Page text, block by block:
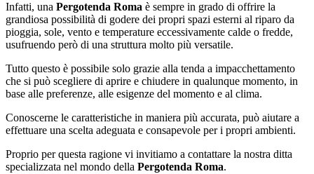
Infatti, una Pergotenda Roma è sempre in grado di offrire la
grandiosa possibilità di godere dei propri spazi esterni al riparo da
pioggia, sole, vento e temperature eccessivamente calde o fredde,
usufruendo però di una struttura molto più versatile.
Tutto questo è possibile solo grazie alla tenda a impacchettamento
che si può scegliere di aprire e chiudere in qualunque momento, in
base alle preferenze, alle esigenze del momento e al clima.
Conoscerne le caratteristiche in maniera più accurata, può aiutare a
effettuare una scelta adeguata e consapevole per i propri ambienti.
Proprio per questa ragione vi invitiamo a contattare la nostra ditta
specializzata nel mondo della Pergotenda Roma.